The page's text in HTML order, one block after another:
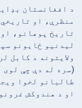
د افغانستان
منظرې، او
تاریخ پوهانو،
لیدنیو ځایونو
ولایتونه د کابل
طالبانو لخوا
او د هندوکش